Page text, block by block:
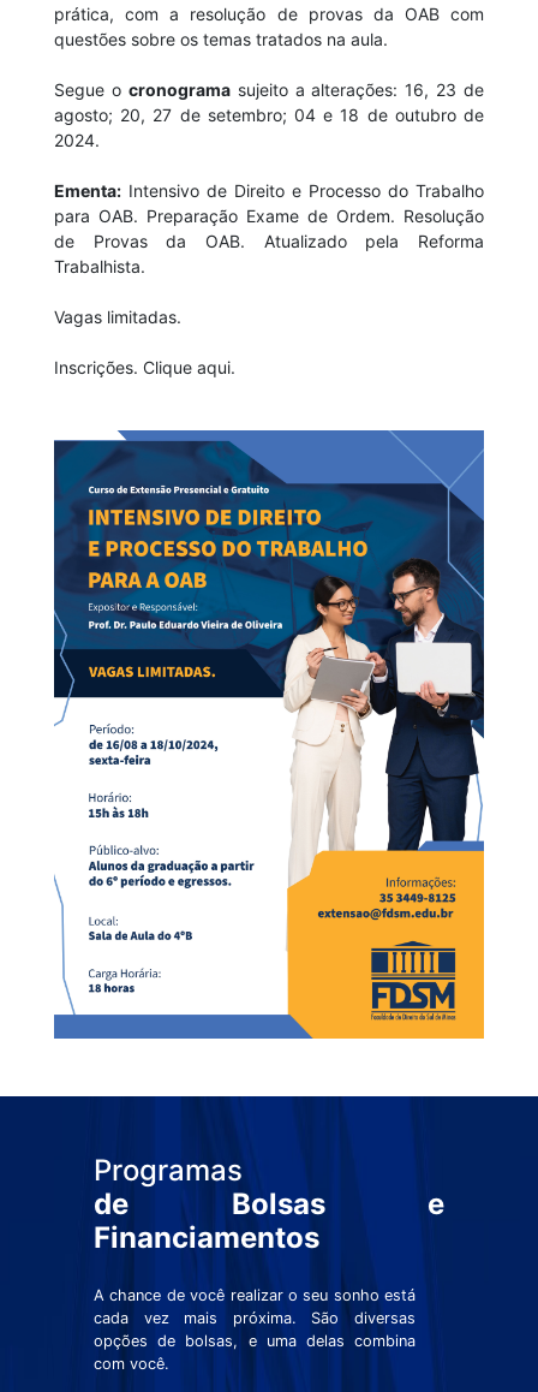
prática, com a resolução de provas da OAB com
questões sobre os temas tratados na aula.
Segue o cronogramasujeito a alterações: 16, 23 de
agosto; 20, 27 de setembro; 04 e 18 de outubro de
2024.
Ementa: Intensivo de Direito e Processo do Trabalho
para OAB. Preparação Exame de Ordem. Resolução
de Provas da OAB. Atualizado pela Reforma
Trabalhista.
Vagas limitadas.
Inscrições. Clique aqui.
Programas
de Bolsas e
Financiamentos
A chance de você realizar o seu sonho está
cada vez mais próxima. São diversas
opções de bolsas, e uma delas combina
com você.